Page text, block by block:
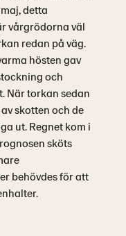
detta
vårgrödorna väl
redan på väg.
hösten gav
och
När torkan sedan
skotten och de
ut. Regnet kom i
sköts
behövdes för att